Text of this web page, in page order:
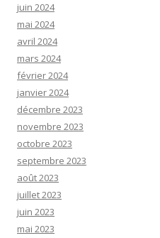
juin 2024
mai 2024
avril 2024
mars 2024
février 2024
janvier 2024
décembre 2023
novembre 2023
octobre 2023
septembre 2023
août 2023
juillet 2023
juin 2023
mai 2023